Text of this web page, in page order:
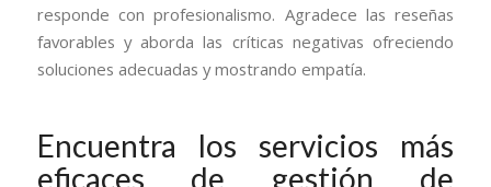
responde con profesionalismo. Agradece las reseñas
favorables y aborda las críticas negativas ofreciendo
soluciones adecuadas y mostrando empatía.
Encuentra los servicios más
eficaces de gestión de